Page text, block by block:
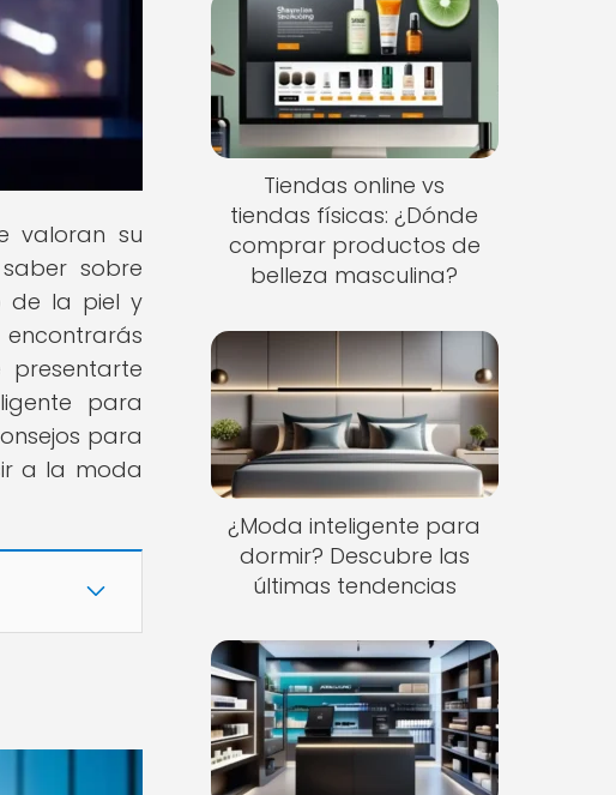
valoran su
sobre
de la piel y
para
para
a la moda
Tiendas online vs
tiendas físicas: ¿Dónde
comprar productos de
belleza masculina?
¿Moda inteligente para
dormir? Descubre las
últimas tendencias